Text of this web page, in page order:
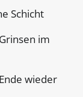
Schicht
im
wieder